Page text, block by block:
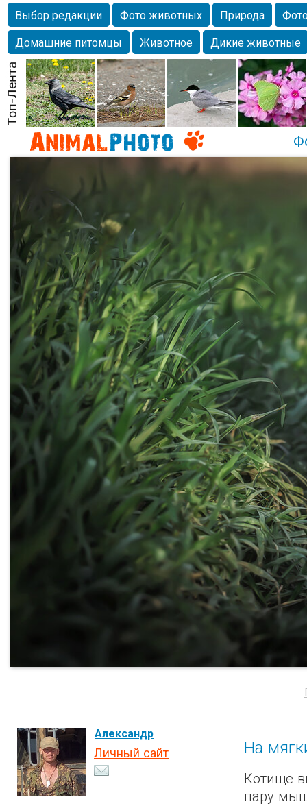
Выбор редакции Фото животных Природа
Домашние питомцы
Животное
Дикие животные
Собаки
Alexanderandronik Млекопитающие
Морда
Собачка Осень Портрет
Домашние
Насекомое
Коты Lebert Дикие птицы Утка
Александр
Личный сайт На
Котище
пару